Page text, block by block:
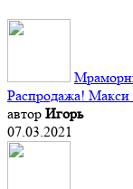
Распродажа! Макси
автор Игорь
07.03.2021